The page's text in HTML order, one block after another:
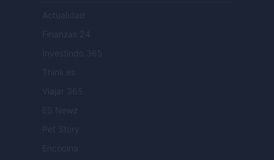
Actualidad
Finanzas 24
Investindo 365
Think.es
Viajar 365
ES Newz
Pet Story
Encocina